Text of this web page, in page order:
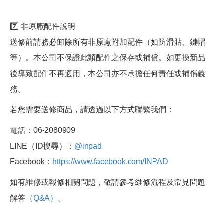
7️⃣ 非原廠配件說明
送修前請務必卸除所有非原廠附加配件（如防滑貼、鍵帽
等）。本公司不保證此類配件之保存或補償。如更換新品
後導致配件不再適用，本公司亦不承擔任何責任或補償義
務。
若您需要送修商品，請透過以下方式聯繫我們：
電話：06-2080909
LINE（ID搜尋）： @inpad
Facebook： https://www.facebook.com/INPAD
如有維修或報修相關問題，敬請參考維修流程及常見問題
解答 （Q&A） 。